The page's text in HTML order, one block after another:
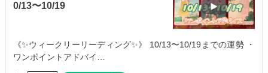
0/13〜10/19
《✨ウィークリーリーディング✨》 10/13〜10/19までの運勢 ・
ワンポイントアドバイ…